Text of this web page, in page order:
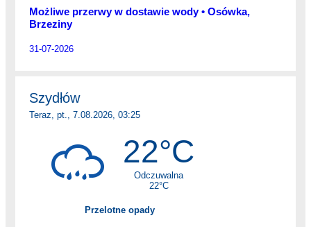
Możliwe przerwy w dostawie wody • Osówka,
Brzeziny
31-07-2026